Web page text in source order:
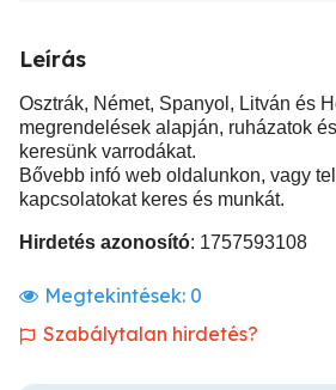
Leírás
Osztrák, Német, Spanyol, Litván és
megrendelések alapján, ruházatok
keresünk varrodákat.
Bővebb infó web oldalunkon, vagy
kapcsolatokat keres és munkát.
Hirdetés azonosító: 1757593108
Megtekintések: 0
Szabálytalan hirdetés?